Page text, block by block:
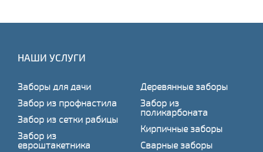
НАШИ УСЛУГИ
Заборы для дачи
Забор из профнастила
Забор из сетки рабицы
Забор из
евроштакетника
Деревянные заборы
Забор из
поликарбоната
Кирпичные заборы
Сварные заборы